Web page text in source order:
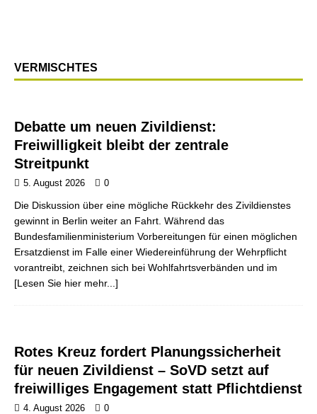
VERMISCHTES
Debatte um neuen Zivildienst:
Freiwilligkeit bleibt der zentrale
Streitpunkt
5. August 2026 0
Die Diskussion über eine mögliche Rückkehr des Zivildienstes
gewinnt in Berlin weiter an Fahrt. Während das
Bundesfamilienministerium Vorbereitungen für einen möglichen
Ersatzdienst im Falle einer Wiedereinführung der Wehrpflicht
vorantreibt, zeichnen sich bei Wohlfahrtsverbänden und im
[Lesen Sie hier mehr...]
Rotes Kreuz fordert Planungssicherheit
für neuen Zivildienst – SoVD setzt auf
freiwilliges Engagement statt Pflichtdienst
4. August 2026 0